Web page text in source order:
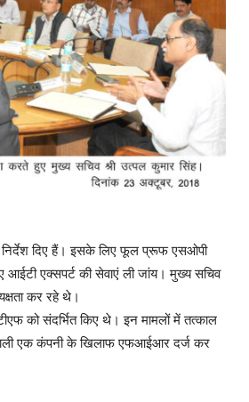
निर्देश दिए हैं। इसके लिए फूल प्रूफ एसओपी
आईटी एक्सपर्ट की सेवाएं ली जांय। मुख्य सचिव
कर रहे थे।
को संदर्भित किए थे। इन मामलों में तत्काल
एक कंपनी के खिलाफ एफआईआर दर्ज कर